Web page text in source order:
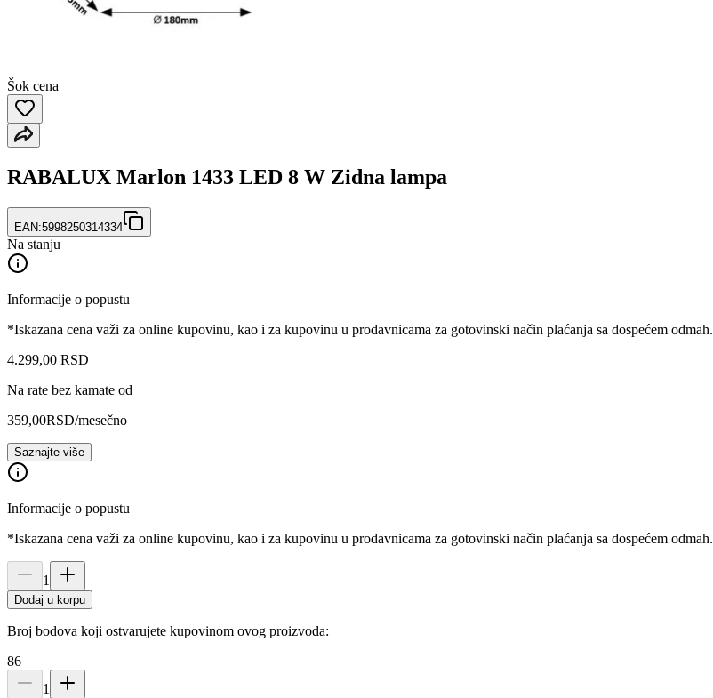
Šok cena
RABALUX Marlon 1433 LED 8 W Zidna lampa
EAN:5998250314334
Na stanju
Informacije o popustu
*Iskazana cena važi za online kupovinu, kao i za kupovinu u prodavnicama za gotovinski način plaćanja sa dospećem odmah.
4.299,00 RSD
Na rate bez kamate od
359,00RSD/mesečno
Saznajte više
Informacije o popustu
*Iskazana cena važi za online kupovinu, kao i za kupovinu u prodavnicama za gotovinski način plaćanja sa dospećem odmah.
1
Dodaj u korpu
Broj bodova koji ostvarujete kupovinom ovog proizvoda:
86
1